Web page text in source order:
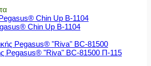
Chin Up Β-1104
Pegasus® "Riva" BC-81500 Π-115